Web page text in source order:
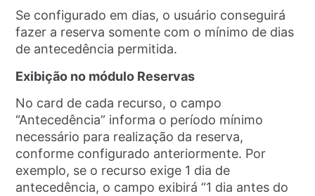
Se configurado em dias, o usuário conseguirá
fazer a reserva somente com o mínimo de dias
de antecedência permitida.
Exibição no módulo Reservas
No card de cada recurso, o campo
“Antecedência” informa o período mínimo
necessário para realização da reserva,
conforme configurado anteriormente. Por
exemplo, se o recurso exige 1 dia de
antecedência, o campo exibirá “1 dia antes do